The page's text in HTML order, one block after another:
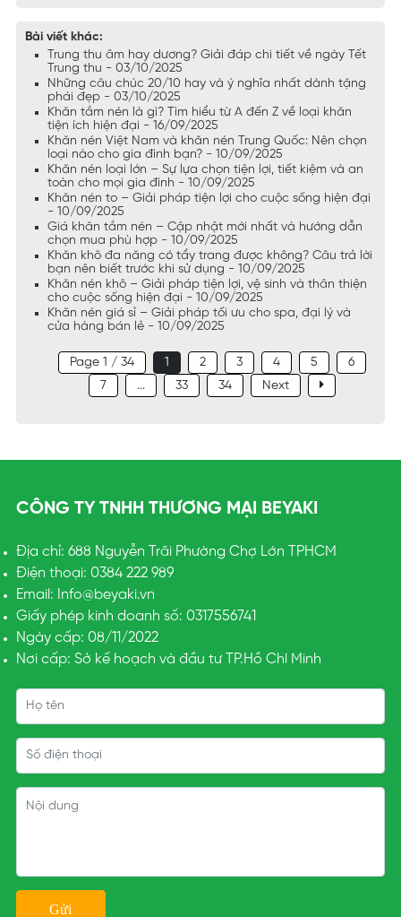
Bài viết khác:
Trung thu âm hay dương? Giải đáp chi tiết về ngày Tết
Trung thu - 03/10/2025
Những câu chúc 20/10 hay và ý nghĩa nhất dành tặng
phái đẹp - 03/10/2025
Khăn tắm nén là gì? Tìm hiểu từ A đến Z về loại khăn
tiện ích hiện đại - 16/09/2025
Khăn nén Việt Nam và khăn nén Trung Quốc: Nên chọn
loại nào cho gia đình bạn? - 10/09/2025
Khăn nén loại lớn – Sự lựa chọn tiện lợi, tiết kiệm và an
toàn cho mọi gia đình - 10/09/2025
Khăn nén to – Giải pháp tiện lợi cho cuộc sống hiện đại
- 10/09/2025
Giá khăn tắm nén – Cập nhật mới nhất và hướng dẫn
chọn mua phù hợp - 10/09/2025
Khăn khô đa năng có tẩy trang được không? Câu trả lời
bạn nên biết trước khi sử dụng - 10/09/2025
Khăn nén khô – Giải pháp tiện lợi, vệ sinh và thân thiện
cho cuộc sống hiện đại - 10/09/2025
Khăn nén giá sỉ – Giải pháp tối ưu cho spa, đại lý và
cửa hàng bán lẻ - 10/09/2025
Page 1 / 34 1 2 3 4 5
6
7
... 33 34 Next
CÔNG TY TNHH THƯƠNG MẠI BEYAKI
Địa chỉ: 688 Nguyễn Trãi Phường Chợ Lớn TPHCM
Điện thoại: 0384 222 989
Email: Info@beyaki.vn
Giấy phép kinh doanh số: 0317556741
Ngày cấp: 08/11/2022
Nơi cấp: Sở kế hoạch và đầu tư TP.Hồ Chí Minh